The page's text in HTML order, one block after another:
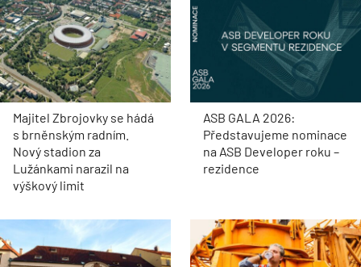
Majitel Zbrojovky se hádá
s brněnským radním.
Nový stadion za
Lužánkami narazil na
výškový limit
ASB GALA 2026:
Představujeme nominace
na ASB Developer roku –
rezidence